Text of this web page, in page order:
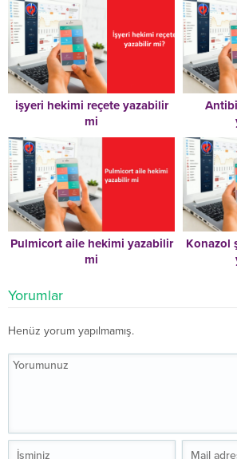
işyeri hekimi reçete yazabilir
mi
Pulmicort aile hekimi yazabilir
mi
Konazol
Yorumlar
Henüz yorum yapılmamış.